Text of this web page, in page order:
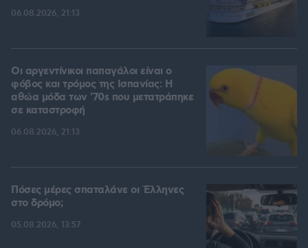
06.08.2026, 21:13
Οι αργεντίνικοι παπαγάλοι είναι ο
φόβος και τρόμος της Ισπανίας: Η
αθώα μόδα των '70s που μετατράπηκε
σε καταστροφή
06.08.2026, 21:13
Πόσες μέρες σπαταλάνε οι Έλληνες
στο δρόμο;
05.08.2026, 13:57